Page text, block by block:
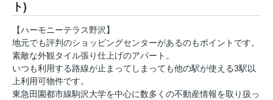
ト)
【ハーモニーテラス野沢】
地元でも評判のショッピングセンターがあるのもポイントです。
素敵な外観タイル張り仕上げのアパート。
いつも利用する路線が止まってしまっても他の駅が使える3駅以
上利用可物件です。
東急田園都市線駒沢大学を中心に数多くの不動産情報を取り扱っ